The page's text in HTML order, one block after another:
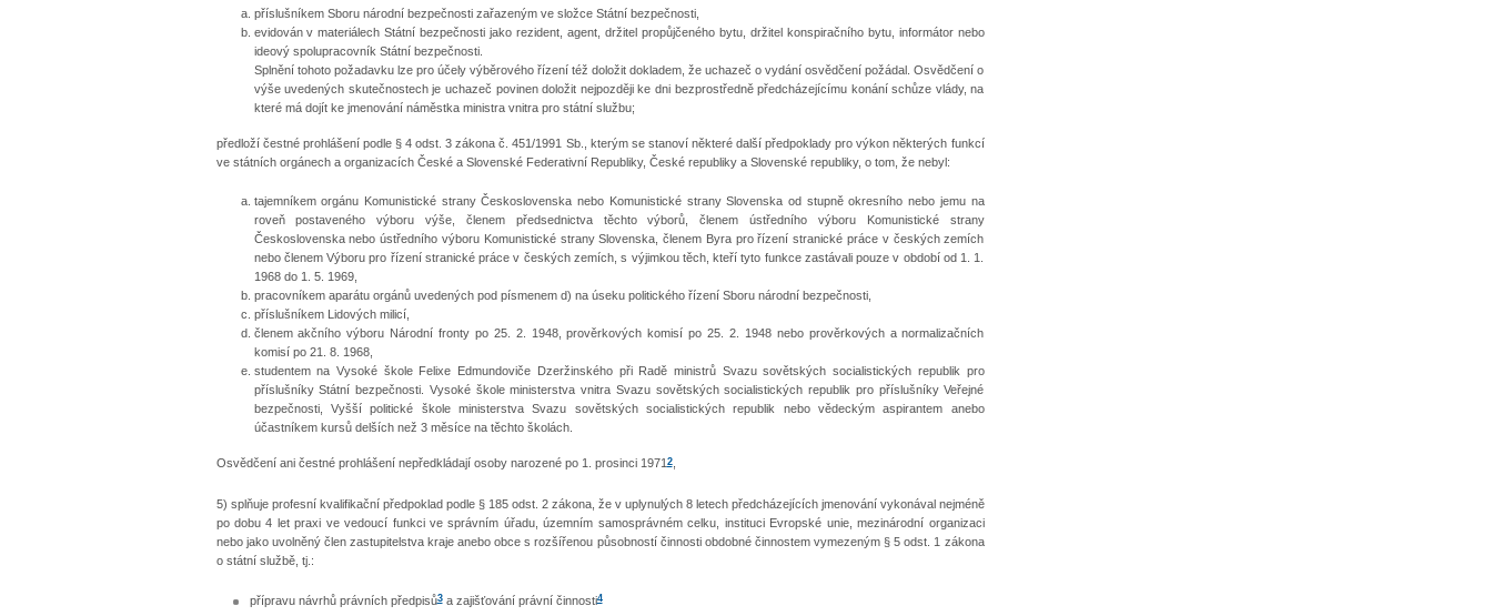
příslušníkem Sboru národní bezpečnosti zařazeným ve složce Státní bezpečnosti,
evidován v materiálech Státní bezpečnosti jako rezident, agent, držitel propůjčeného bytu, držitel konspiračního bytu, informátor nebo
ideový spolupracovník Státní bezpečnosti.
Splnění tohoto požadavku lze pro účely výběrového řízení též doložit dokladem, že uchazeč o vydání osvědčení požádal. Osvědčení o
výše uvedených skutečnostech je uchazeč povinen doložit nejpozději ke dni bezprostředně předcházejícímu konání schůze vlády, na
které má dojít ke jmenování náměstka ministra vnitra pro státní službu;
předloží čestné prohlášení podle § 4 odst. 3 zákona č. 451/1991 Sb., kterým se stanoví některé další předpoklady pro výkon některých funkcí
ve státních orgánech a organizacích České a Slovenské Federativní Republiky, České republiky a Slovenské republiky, o tom, že nebyl:
tajemníkem orgánu Komunistické strany Československa nebo Komunistické strany Slovenska od stupně okresního nebo jemu na
roveň postaveného výboru výše, členem předsednictva těchto výborů, členem ústředního výboru Komunistické strany
Československa nebo ústředního výboru Komunistické strany Slovenska, členem Byra pro řízení stranické práce v českých zemích
nebo členem Výboru pro řízení stranické práce v českých zemích, s výjimkou těch, kteří tyto funkce zastávali pouze v období od 1. 1.
1968 do 1. 5. 1969,
pracovníkem aparátu orgánů uvedených pod písmenem d) na úseku politického řízení Sboru národní bezpečnosti,
příslušníkem Lidových milicí,
členem akčního výboru Národní fronty po 25. 2. 1948, prověrkových komisí po 25. 2. 1948 nebo prověrkových a normalizačních
komisí po 21. 8. 1968,
studentem na Vysoké škole Felixe Edmundoviče Dzeržinského při Radě ministrů Svazu sovětských socialistických republik pro
příslušníky Státní bezpečnosti. Vysoké škole ministerstva vnitra Svazu sovětských socialistických republik pro příslušníky Veřejné
bezpečnosti, Vyšší politické škole ministerstva Svazu sovětských socialistických republik nebo vědeckým aspirantem anebo
účastníkem kursů delších než 3 měsíce na těchto školách.
Osvědčení ani čestné prohlášení nepředkládají osoby narozené po 1. prosinci 19712,
5) splňuje profesní kvalifikační předpoklad podle § 185 odst. 2 zákona, že v uplynulých 8 letech předcházejících jmenování vykonával nejméně
po dobu 4 let praxi ve vedoucí funkci ve správním úřadu, územním samosprávném celku, instituci Evropské unie, mezinárodní organizaci
nebo jako uvolněný člen zastupitelstva kraje anebo obce s rozšířenou působností činnosti obdobné činnostem vymezeným § 5 odst. 1 zákona
o státní službě, tj.:
přípravu návrhů právních předpisů3a zajišťování právní činnosti4